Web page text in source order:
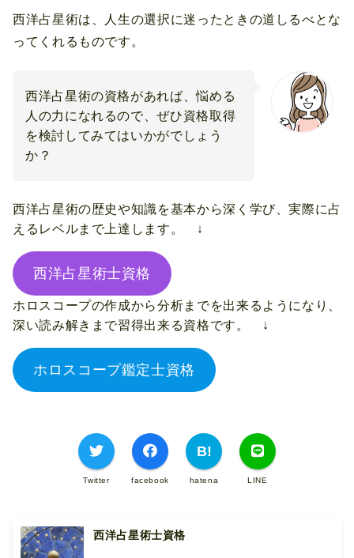
西洋占星術は、人生の選択に迷ったときの道しるべとな
ってくれるものです。
西洋占星術の資格があれば、悩める
人の力になれるので、ぜひ資格取得
を検討してみてはいかがでしょう
か？
西洋占星術の歴史や知識を基本から深く学び、実際に占
えるレベルまで上達します。 ↓
西洋占星術士資格
ホロスコープの作成から分析までを出来るようになり、
深い読み解きまで習得出来る資格です。 ↓
ホロスコープ鑑定士資格
Twitter facebook hatena LINE
西洋占星術士資格